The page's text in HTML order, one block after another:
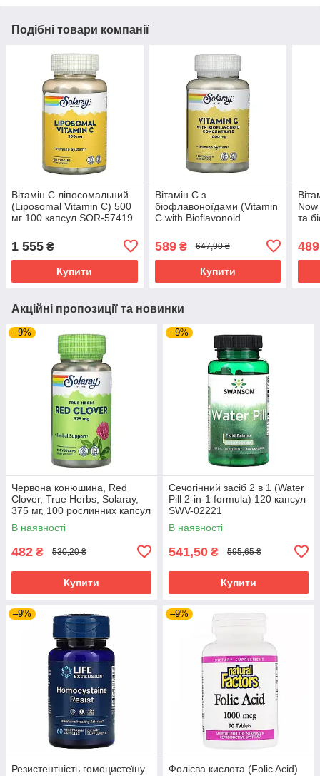
Подібні товари компанії
Вітамін C ліпосомальний
(Liposomal Vitamin C) 500
мг 100 капсул SOR-57419
1 555 ₴
Купити
Вітамін С з
біофлавоноїдами (Vitamin
C with Bioflavonoid
мг 100 капсул SOR-04440
589₴ 647,90 ₴
Купити
та
489
Акційні пропозиції та новинки
–9%
Червона конюшина, Red
Clover, True Herbs, Solaray,
375 мг, 100 рослинних капсул
SOR-01480
В наявності
482 ₴ 530,20 ₴
Купити
–9%
Сечогінний засіб 2 в 1 (Water
Pill 2-in-1 formula) 120 капсул
SWV-02221
В наявності
541,50 ₴ 595,65 ₴
Купити
–9%
Резистентність гомоцистеїну
–9%
Фолієва кислота (Folic Acid)